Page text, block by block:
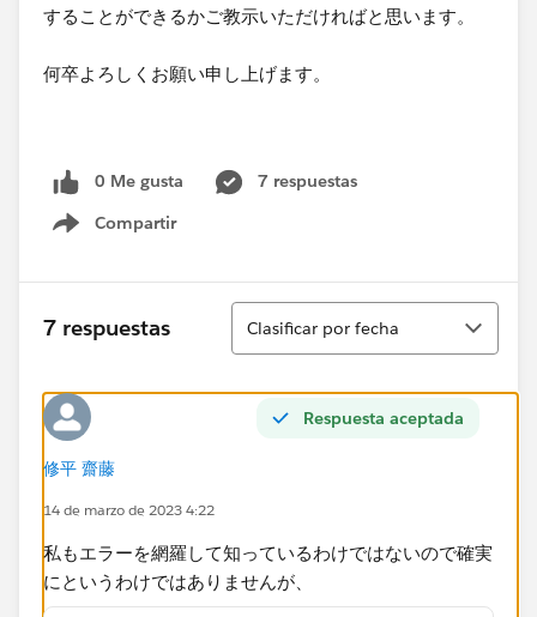
することができるかご教示いただければと思います。
何卒よろしくお願い申し上げます。​
0 Me gusta
7 respuestas
Compartir
Show menu
7 respuestas
Ordenar
Clasificar por fecha
Respuesta aceptada
修平 齋藤
14 de marzo de 2023 4:22
私もエラーを網羅して知っているわけではないので確実
にというわけではありませんが、